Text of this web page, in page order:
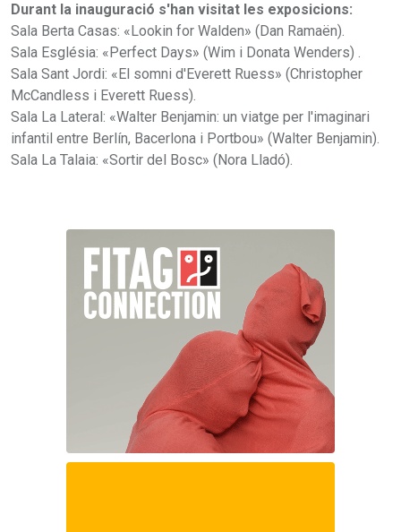
Durant la inauguració s'han visitat les exposicions:
Sala Berta Casas: «Lookin for Walden» (Dan Ramaën).
Sala Església: «Perfect Days» (Wim i Donata Wenders) .
Sala Sant Jordi: «El somni d'Everett Ruess» (Christopher
McCandless i Everett Ruess).
Sala La Lateral: «Walter Benjamin: un viatge per l'imaginari
infantil entre Berlín, Bacerlona i Portbou» (Walter Benjamin).
Sala La Talaia: «Sortir del Bosc» (Nora Lladó).